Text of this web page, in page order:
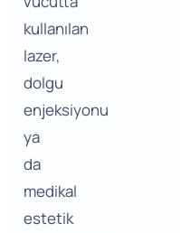
kullanılan
lazer,
dolgu
enjeksiyonu
ya
da
medikal
estetik